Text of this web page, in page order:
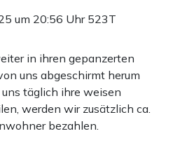
um 20:56 Uhr 523T
in ihren gepanzerten
uns abgeschirmt herum
täglich ihre weisen
werden wir zusätzlich ca.
bezahlen.